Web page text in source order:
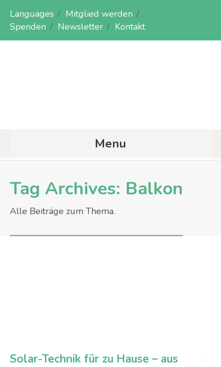
Languages
Mitglied werden
Spenden
Newsletter Kontakt
Menu
Tag Archives: Balkon
Alle Beiträge zum Thema.
Solar-Technik für zu Hause – aus